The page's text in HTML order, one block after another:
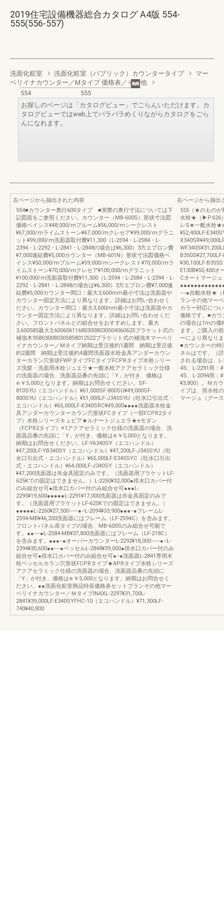
2019住宅設備機器総合カタログ A4版 554-
555(556-557)
洗面化粧室 洗面化粧室（パブリック）カウンタータイプ
マー
ベリイナカウンター／Mタイプ 価格表／その他
554
555
お探しのページは「カタログビュー」でごらんいただけます。カ
タログビューではweb上でパラパラめくりながらカタログをごら
んになれます。
左ページから抽出された内容
554■カウンター奥行600タイプ ■実際の奥行寸法については下
記図面をご参照ください。カウンター（MB-600S）形状寸法図
価格ベイシス¥48,000/mプルーム¥56,000/mシークレスト
¥67,000/mライムストーン¥67,000/mクレセア¥99,000/mグラニ
ット¥99,000/m洗面器取付費¥11,300（L-2594・L-2584・L-
2394・L-2292・L-2841・L-2848の場合は¥6,300）3方エプロン費
¥7,000連結費¥5,000カウンター（MB-601N）形状寸法図価格ベ
イシス¥50,000/mプルーム¥59,000/mシークレスト¥70,000/mラ
イムストーン¥70,000/mクレセア¥100,000/mグラニット
¥100,000/m洗面器取付費¥11,300（L-2594・L-2584・L-2394・L-
2292・L-2841・L-2848の場合は¥6,300）3方エプロン費¥7,000連
結費¥5,000カウンター間口：最大3,600mm最小寸法は洗面器や
カウンター固定方法により異なります。詳細はお問い合わせく
ださい。カウンター間口：最大3,600mm最小寸法は洗面器やカ
ウンター固定方法により異なります。詳細はお問い合わせくだ
さい。フロントパネルとの組合せをおすすめします。最大
3,600585最大3,600606116803008030504060625ブラケット式の
補強木958030080305858012522ブラケット式の補強木マーベリ
イナカウンター／Mタイプ納期は受注後約1週間 納期は受注後
約2週間 納期は受注後約4週間洗面器水栓金具アンダーカウン
ターカラン穴形状FWPタイプFCタイプFCPRタイプ水栓シリー
ズ洗髪・洗面用水栓ジュエラ★一般水栓アクアセラミック仕様
の洗面器の場合、洗面器品番の先頭に「Y」が付き、価格は
⊕￥5,000となります。納期はお問合せください。SF-
810SYU（エコハンドル）¥61,000SF-800SU¥49,000SF-
800SYU（エコハンドル）¥51,000LF-J345SYU（吐水口引出式・
エコハンドル）¥65,000LF-X340SRC¥49,000●●●●洗面器水栓金
具アンダーカウンターカラン穴形状FCタイプ（一部FCPR2タイ
プ）水栓シリーズキュビア★ルナートジュエラ★eモダン
（FCPR2タイプ）※1アクアセラミック仕様の洗面器の場合、洗
面器品番の先頭に「Y」が付き、価格は⊕￥5,000となります。
納期はお問合せください。LF-YA340SY（エコハンドル）
¥47,200LF-YB340SY（エコハンドル）¥47,200LF-J345SYU（吐
水口引出式・エコハンドル）¥65,000LF-E345SYC（吐水口引出
式・エコハンドル）¥64,000LF-J340SY（エコハンドル）
¥47,200洗面器は吊金具固定のみです。（洗面器用ブラケットLF-
625Kでの固定はできません。）L-2250¥32,000●排水口カバー付
のみ組合せ可●排水口カバー付のみ組合せ可●●●L-
2295¥19,600●●●●●L-2291¥17,000洗面器は吊金具固定のみで
す。（洗面器用ブラケットLF-625Kでの固定はできません。）
●●●●●L-2260¥27,500−−−●−L-2094¥33,900●●●−●フレームL-
2594-MB¥46,200洗面器にはフレーム（LF-2594C）を含みます。
フロントパネル扉タイプの場合、MB-600Sのみ組合せ可能で
す。●●−−●L-2584-MB¥37,800洗面器にはフレーム（LF-218C）
を含みます。●●●−●オーバーカウンターL-2292¥18,000−−−●−L-
2394¥30,600●●−−●ベッセルL-2848¥39,000●排水口カバー付のみ
組合せ可●排水口カバー付のみ組合せ可●−●洗面器L-2841専用水
栓ベッセルカラン穴形状FCPRタイプ★APRタイプ水栓シリーズ
アクアセラミック仕様の洗面器の場合、洗面器品番の先頭に
「Y」が付き、価格は⊕￥5,000となります。納期はお問合せく
ださい。●●洗面化粧室商品特長価格表セットプランその他マー
ベリイナカウンター／ＭタイプINAXL-2297¥31,700L-
2841¥39,000LF-E340SYFHC-10（エコハンドル）¥71,300LF-
740¥40,800
右ページから抽出
555（★のものが
水栓★（▶P.626
レS★一般水栓★e
¥52,400LF-
¥30,100LF-
E130B¥50,400オ
Cオートマージ
−−●自動水栓★（
ランその他マー
カラー対応につ
価格です。■カウ
の場合は1mの価
ます。ご購入の
ーにより異なり
■カウンターの
ネルはです。（
される場合は、
4S、L-2291用：
4S、L-2094用：
¥3,800）。Ｍカ
イプは、排水栓
マージュ（グー